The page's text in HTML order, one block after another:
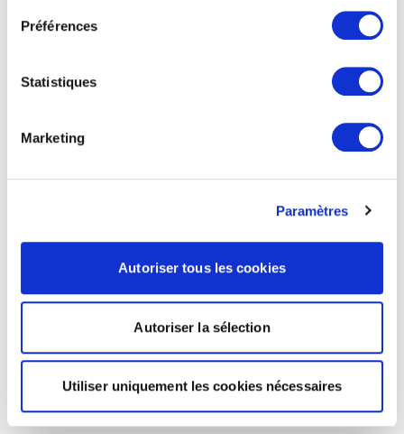
Préférences
Statistiques
Marketing
Paramètres
Autoriser tous les cookies
Autoriser la sélection
Utiliser uniquement les cookies nécessaires